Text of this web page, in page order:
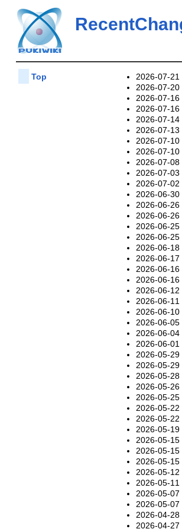
2026-07-
2026-07-
2026-07-
2026-07-
2026-07-
2026-07-
2026-07-
2026-07-
2026-07-
2026-07-
2026-07-
2026-06-
2026-06-
2026-06-
2026-06-
2026-06-
2026-06-
2026-06-
2026-06-
2026-06-
2026-06-
2026-06-
2026-06-
2026-06-
2026-06-
2026-06-
2026-05-
2026-05-
2026-05-
2026-05-
2026-05-
2026-05-
2026-05-
2026-05-
2026-05-
2026-05-
2026-05-
2026-05-
2026-05-
2026-05-
2026-05-
2026-04-
2026-04-
Top